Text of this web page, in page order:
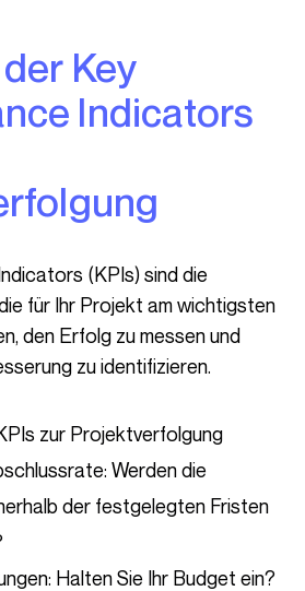
Indicators
(KPIs) sind die
für Ihr Projekt am wichtigsten
den Erfolg zu messen und
zu identifizieren.
zur Projektverfolgung
Werden die
der festgelegten Fristen
Halten Sie Ihr Budget ein?